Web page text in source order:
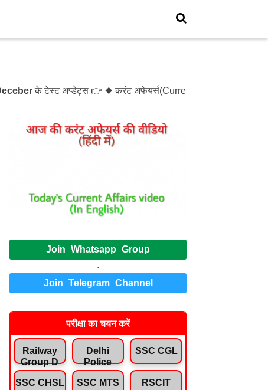
के टेस्ट अप्डेट्स 👉 ◆ करंट अफेयर्स(Current Affairs)- Test- 1214 ◆
Join Whatsapp Group
.
Join Telegram Channel
परीक्षा का चयन करें
Railway
Group D
Delhi
Police
SSC CGL
SSC CHSL SSC MTS RSCIT